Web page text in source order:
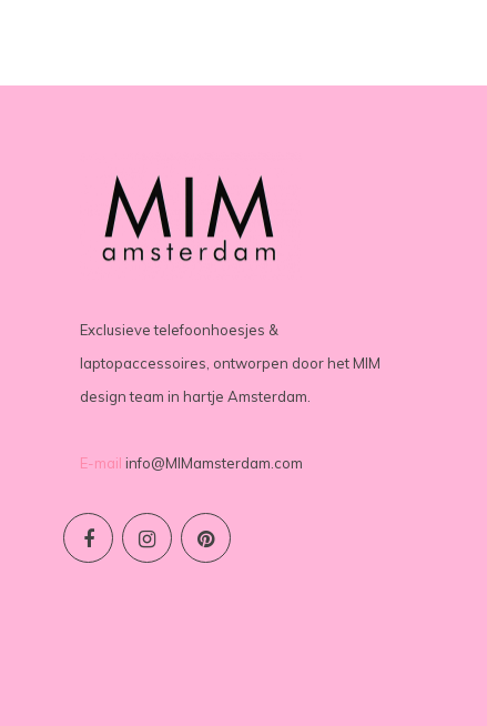
Exclusieve telefoonhoesjes &
laptopaccessoires, ontworpen door het MIM
design team in hartje Amsterdam.
E-mail info@MIMamsterdam.com